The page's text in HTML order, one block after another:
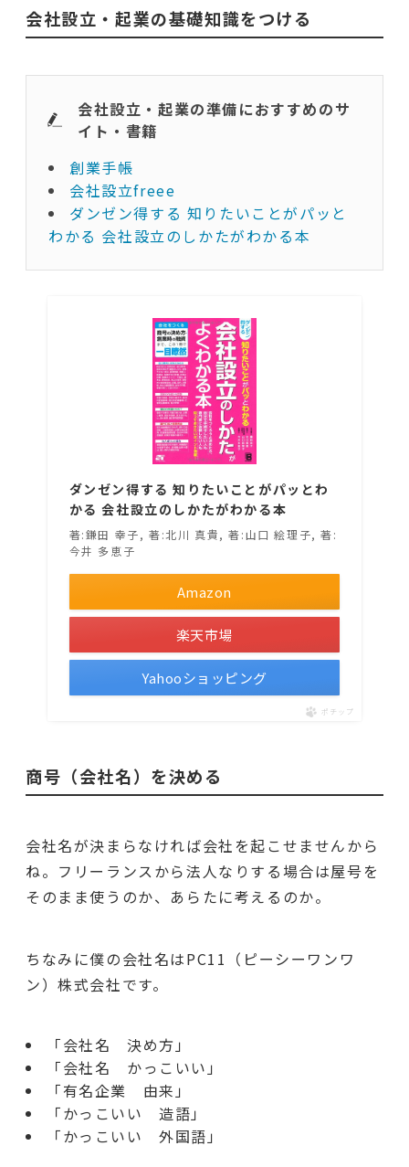
会社設立・起業の基礎知識をつける
会社設立・起業の準備におすすめのサ
イト・書籍
創業手帳
会社設立freee
ダンゼン得する 知りたいことがパッと
わかる 会社設立のしかたがわかる本
ダンゼン得する 知りたいことがパッとわ
かる 会社設立のしかたがわかる本
著:鎌田 幸子, 著:北川 真貴, 著:山口 絵理子, 著:
今井 多恵子
Amazon
楽天市場
Yahooショッピング
ポチップ
商号（会社名）を決める
会社名が決まらなければ会社を起こせませんから
ね。フリーランスから法人なりする場合は屋号を
そのまま使うのか、あらたに考えるのか。
ちなみに僕の会社名はPC11（ピーシーワンワ
ン）株式会社です。
「会社名 決め方」
「会社名 かっこいい」
「有名企業 由来」
「かっこいい 造語」
「かっこいい 外国語」